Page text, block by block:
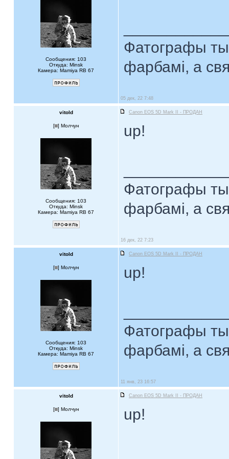
Сообщения: 103
Откуда: Minsk
Камера: Mamiya RB 67
Фатографы
фарбамі, а
05 дек, 22 7:48
vitold Canon EOS 5D Mark II - ПРОДАН
[ ] Молчун
Сообщения: 103
Откуда: Minsk
Камера: Mamiya RB 67
up!
Фатографы
фарбамі, а
16 дек, 22 7:23
vitold Canon EOS 5D Mark II - ПРОДАН
[ ] Молчун
Сообщения: 103
Откуда: Minsk
Камера: Mamiya RB 67
up!
Фатографы
фарбамі, а
11 янв, 23 16:57
vitold Canon EOS 5D Mark II - ПРОДАН
[ ] Молчун up!